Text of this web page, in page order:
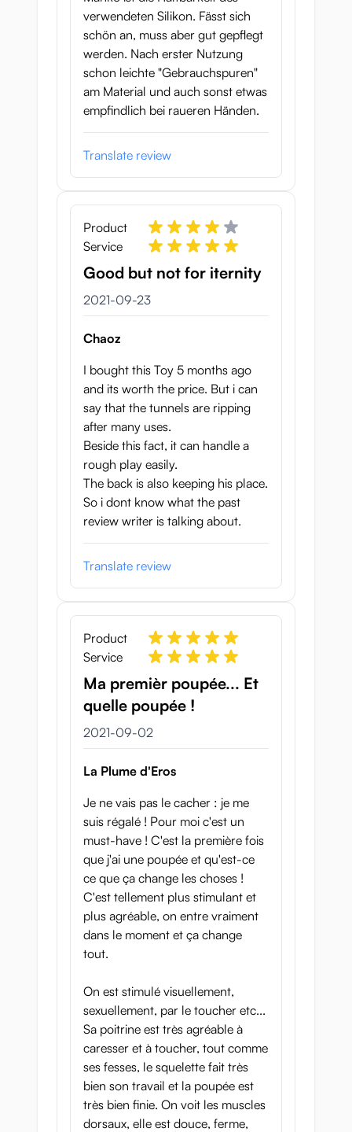
verwendeten Silikon. Fässt sich
schön an, muss aber gut gepflegt
werden. Nach erster Nutzung
schon leichte "Gebrauchspuren"
am Material und auch sonst etwas
empfindlich bei raueren Händen.
Translate review
Product
Service
Good but not for iternity
23 september 2021
2021-09-23
Chaoz
I bought this Toy 5 months ago
and its worth the price. But i can
say that the tunnels are ripping
after many uses.
Beside this fact, it can handle a
rough play easily.
The back is also keeping his place.
So i dont know what the past
review writer is talking about.
Translate review
Product
Service
Ma premièr poupée... Et
quelle poupée !
2 september 2021
2021-09-02
La Plume d'Eros
Je ne vais pas le cacher : je me
suis régalé ! Pour moi c'est un
must-have ! C'est la première fois
que j'ai une poupée et qu'est-ce
ce que ça change les choses !
C'est tellement plus stimulant et
plus agréable, on entre vraiment
dans le moment et ça change
tout.
On est stimulé visuellement,
sexuellement, par le toucher etc...
Sa poitrine est très agréable à
caresser et à toucher, tout comme
ses fesses, le squelette fait très
bien son travail et la poupée est
très bien finie. On voit les muscles
dorsaux, elle est douce, ferme,